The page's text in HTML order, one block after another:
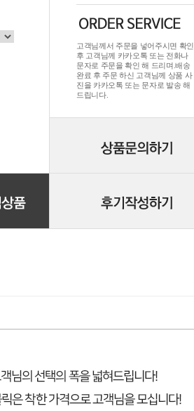
고객님께서 주문을 넣어주시면 확인
후 고객님께 카카오톡 또는 전화나
문자로 주문을 확인 해 드리며.배송
완료 후 주문 하신 고객님께 상품 사
진을 카카오톡 또는 문자로 발송 해
드립니다.